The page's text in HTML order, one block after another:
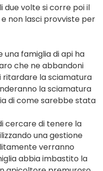
due volte si corre poi il
non lasci provviste per
famiglia di api ha
che ne abbandoni
ritardare la sciamatura
la sciamatura
di come sarebbe stata
cercare di tenere la
una gestione
verranno
abbia imbastito la